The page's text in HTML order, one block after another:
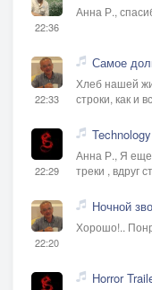
22:36
Анна Р.,
22:33
Самое
Хлеб нашей
строки, как и
22:29
Анна Р., Я еще
треки , вдруг
22:20
Ночной
Хорошо!..
Horror